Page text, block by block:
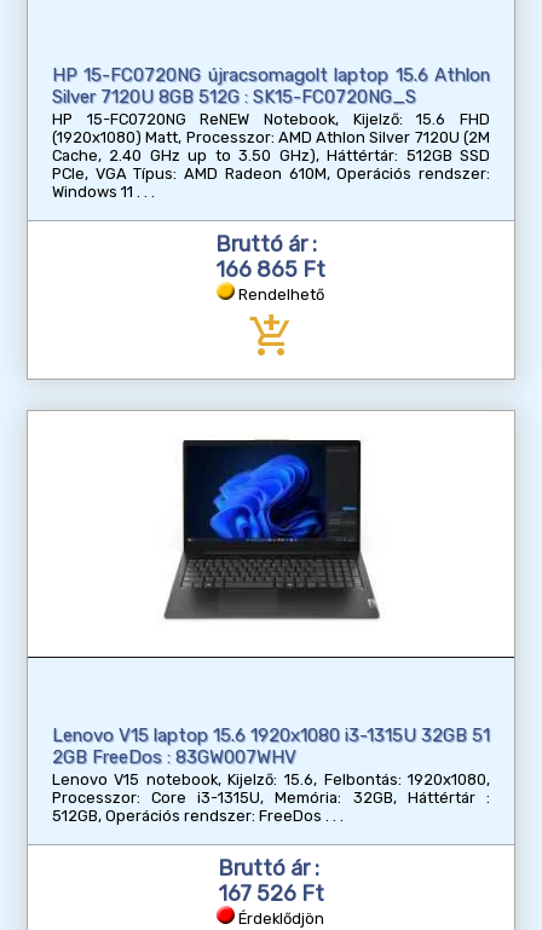
HP 15-FC0720NG újracsomagolt laptop 15.6 Athlon
Silver 7120U 8GB 512G : SK15-FC0720NG_S
HP 15-FC0720NG ReNEW Notebook, Kijelző: 15.6 FHD
(1920x1080) Matt, Processzor: AMD Athlon Silver 7120U (2M
Cache, 2.40 GHz up to 3.50 GHz), Háttértár: 512GB SSD
PCIe, VGA Típus: AMD Radeon 610M, Operációs rendszer:
Windows 11
Bruttó ár :
166 865 Ft
Rendelhető
add_shopping_cart
Lenovo V15 laptop 15.6 1920x1080 i3-1315U 32GB 51
2GB FreeDos : 83GW007WHV
Lenovo V15 notebook, Kijelző: 15.6, Felbontás: 1920x1080,
Processzor: Core i3-1315U, Memória: 32GB, Háttértár :
512GB, Operációs rendszer: FreeDos
Bruttó ár :
167 526 Ft
Érdeklődjön